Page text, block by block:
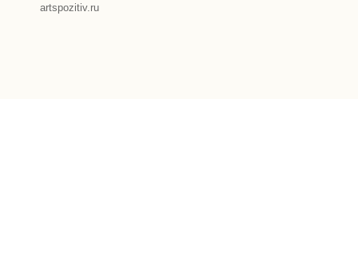
artspozitiv.ru